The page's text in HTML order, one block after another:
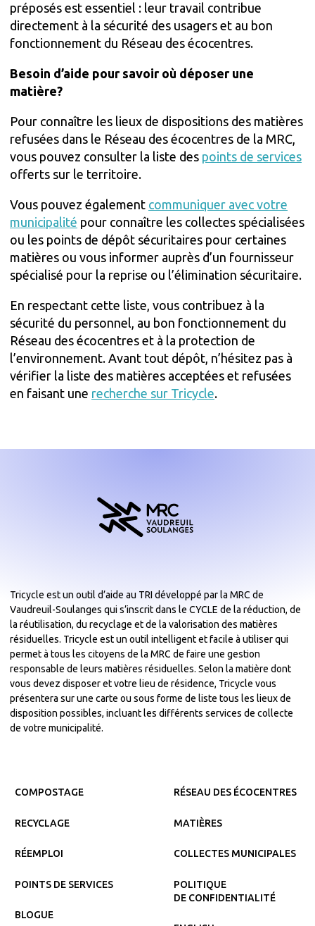
préposés est essentiel : leur travail contribue
directement à la sécurité des usagers et au bon
fonctionnement du Réseau des écocentres.
Besoin d’aide pour savoir où déposer une
matière?
Pour connaître les lieux de dispositions des matières
refusées dans le Réseau des écocentres de la MRC,
vous pouvez consulter la liste des points de services
offerts sur le territoire.
Vous pouvez également communiquer avec votre
municipalité pour connaître les collectes spécialisées
ou les points de dépôt sécuritaires pour certaines
matières ou vous informer auprès d’un fournisseur
spécialisé pour la reprise ou l’élimination sécuritaire.
En respectant cette liste, vous contribuez à la
sécurité du personnel, au bon fonctionnement du
Réseau des écocentres et à la protection de
l’environnement. Avant tout dépôt, n’hésitez pas à
vérifier la liste des matières acceptées et refusées
en faisant une recherche sur Tricycle.
Tricycle est un outil d’aide au TRI développé par la MRC de
Vaudreuil-Soulanges qui s’inscrit dans le CYCLE de la réduction, de
la réutilisation, du recyclage et de la valorisation des matières
résiduelles. Tricycle est un outil intelligent et facile à utiliser qui
permet à tous les citoyens de la MRC de faire une gestion
responsable de leurs matières résiduelles. Selon la matière dont
vous devez disposer et votre lieu de résidence, Tricycle vous
présentera sur une carte ou sous forme de liste tous les lieux de
disposition possibles, incluant les différents services de collecte
de votre municipalité.
COMPOSTAGE
RECYCLAGE
RÉEMPLOI
POINTS DE SERVICES
BLOGUE
RÉSEAU DES ÉCOCENTRES
MATIÈRES
COLLECTES MUNICIPALES
POLITIQUE
DE CONFIDENTIALITÉ